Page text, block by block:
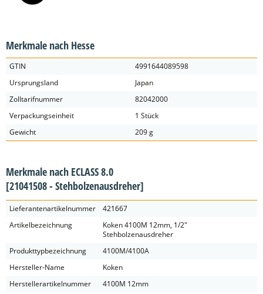
Merkmale nach Hesse
GTIN
4991644089598
Ursprungsland
Japan
Zolltarifnummer
82042000
Verpackungseinheit
1 Stück
Gewicht
209 g
Merkmale nach ECLASS 8.0
[21041508 - Stehbolzenausdreher]
Lieferantenartikelnummer
421667
Artikelbezeichnung
Koken 4100M 12mm, 1/2"
Stehbolzenausdreher
Produkttypbezeichnung
4100M/4100A
Hersteller-Name
Koken
Herstellerartikelnummer
4100M 12mm